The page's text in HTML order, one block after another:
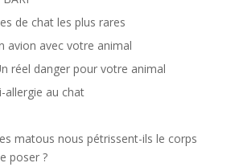
de chat les plus rares
avion avec votre animal
réel danger pour votre animal
allergie au chat
matous nous pétrissent-ils le corps
poser ?